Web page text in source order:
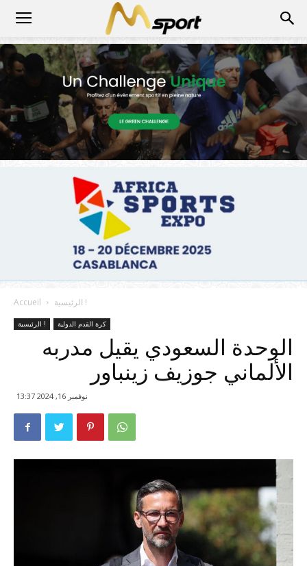
Accueil الرئيسية !
الرئيسية ! كرة القدم الدولية
الوحدة السعودي يقيل مدربه
الألماني جوزيف زينباور
نوفمبر 16, 2024 13:37